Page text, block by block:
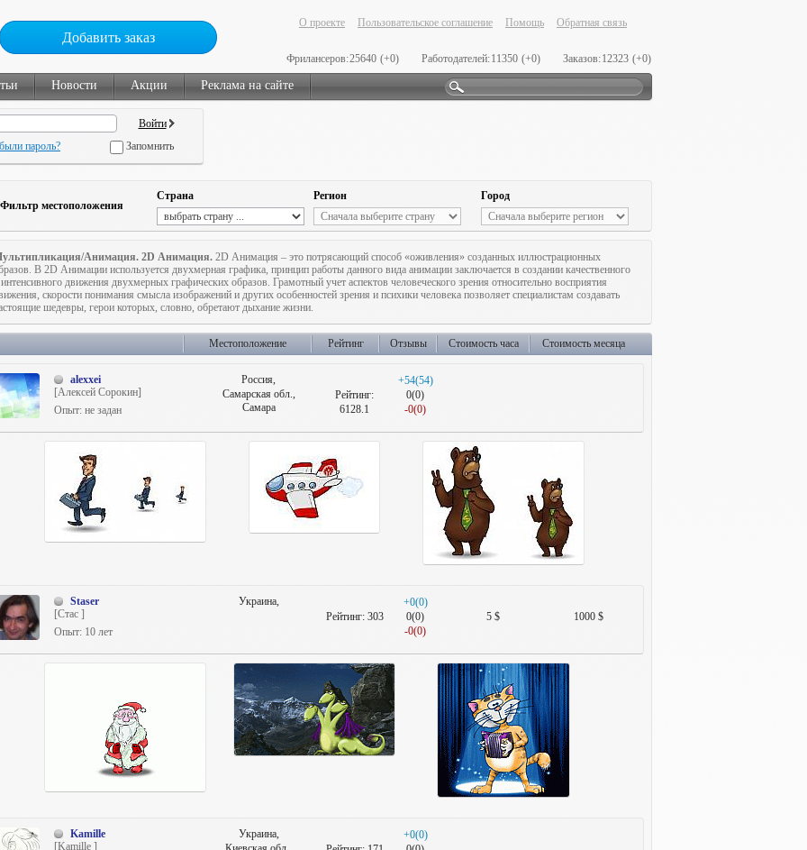
Добавить заказ
О проекте Пользовательское соглашение Помощь Обратная связь
Фрилансеров:25640 (+0) Работодателей:11350 (+0) Заказов:12323 (+0)
Новости Акции Реклама на сайте
пароль? Запомнить
Фильтр местоположения
Страна Регион Город
Анимация. 2D Анимация. 2D Анимация – это потрясающий способ «оживления» созданных иллюстрационных
В 2D Анимации используется двухмерная графика, принцип работы данного вида анимации заключается в создании качественного
движения двухмерных графических образов. Грамотный учет аспектов человеческого зрения относительно восприятия
скорости понимания смысла изображений и других особенностей зрения и психики человека позволяет специалистам создавать
шедевры, герои которых, словно, обретают дыхание жизни.
Местоположение Рейтинг Отзывы Стоимость часа Стоимость месяца
alexxei
[Алексей Сорокин]
Опыт: не задан
+54(54)
0(0)
-0(0)
Рейтинг:
6128.1
Россия,
Самарская обл.,
Самара
Staser
[Стас ]
Опыт: 10 лет
1000 $
5 $
+0(0)
0(0)
-0(0)
Рейтинг:303
Украина,
Kamille
[Kamille ]
+0(0)
Украина,